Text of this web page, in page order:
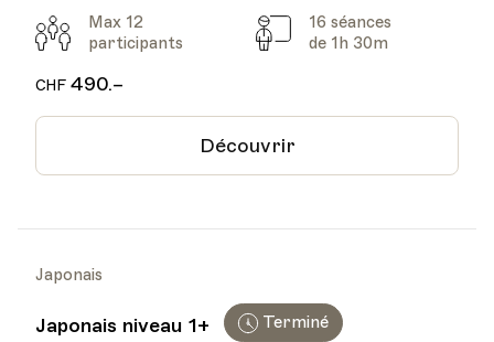
Participants
Max 12
participants
Cours
16 séances
de 1h 30m
CHF490.–
Découvrir
Japonais
Japonais niveau 1+ Terminé